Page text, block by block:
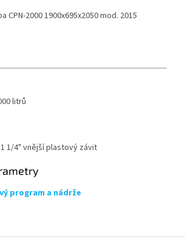
CPN-2000 1900x695x2050 mod. 2015
litrů
1 1/4" vnější plastový závit
program a nádrže